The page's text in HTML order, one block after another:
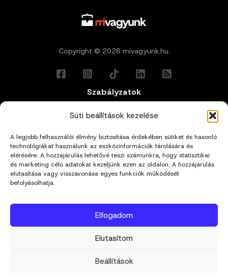
Süti beállítások kezelése
A legjobb felhasználói élmény biztosítása érdekében sütiket és hasonló
technológiákat használunk az eszközinformációk tárolására és
elérésére. A hozzájárulás lehetővé teszi számunkra, hogy statisztikai
és marketing célú adatokat kezeljünk ezen az oldalon. A hozzájárulás
elutasítása vagy visszavonása egyes funkciók működését
befolyásolhatja.
Elfogadom
Elutasítom
Beállítások
Copyright © 2026 mivagyunk.hu.
Szabályzatok
Általános Felhasználási Feltételek
Adatkezelési Tájékoztató
Impresszum
Kapcsolat
hello@mivagyunk.hu